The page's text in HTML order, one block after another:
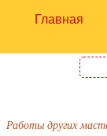
Главная
Работы других